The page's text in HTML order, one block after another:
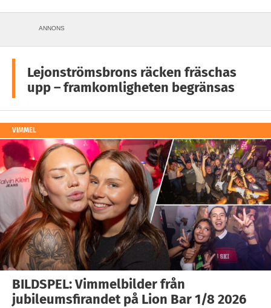
ANNONS
Lejonströmsbrons räcken fräschas
upp – framkomligheten begränsas
VIMMEL
BILDSPEL: Vimmelbilder från
jubileumsfirandet på Lion Bar 1/8 2026